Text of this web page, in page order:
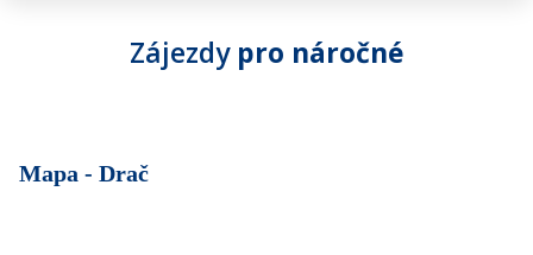
Zájezdy pro náročné
Mapa - Drač